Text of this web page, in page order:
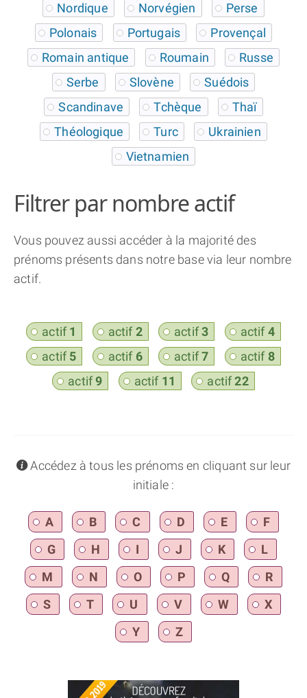
Nordique
Norvégien
Perse
Polonais
Portugais
Provençal
Romain antique
Roumain
Russe
Serbe
Slovène
Suédois
Scandinave
Tchèque
Thaï
Théologique
Turc
Ukrainien
Vietnamien
Filtrer par nombre actif
Vous pouvez aussi accéder à la majorité des
prénoms présents dans notre base via leur nombre
actif.
actif 1 actif 2 actif3 actif 4
actif 5 actif 6 actif7 actif 8
actif9 actif 11 actif22
infoAccédez à tous les prénoms en cliquant sur leur
initiale :
A B C D E
F
G
H I J K
L
M
N O P Q
R
S
T U V W
X
Y
Z